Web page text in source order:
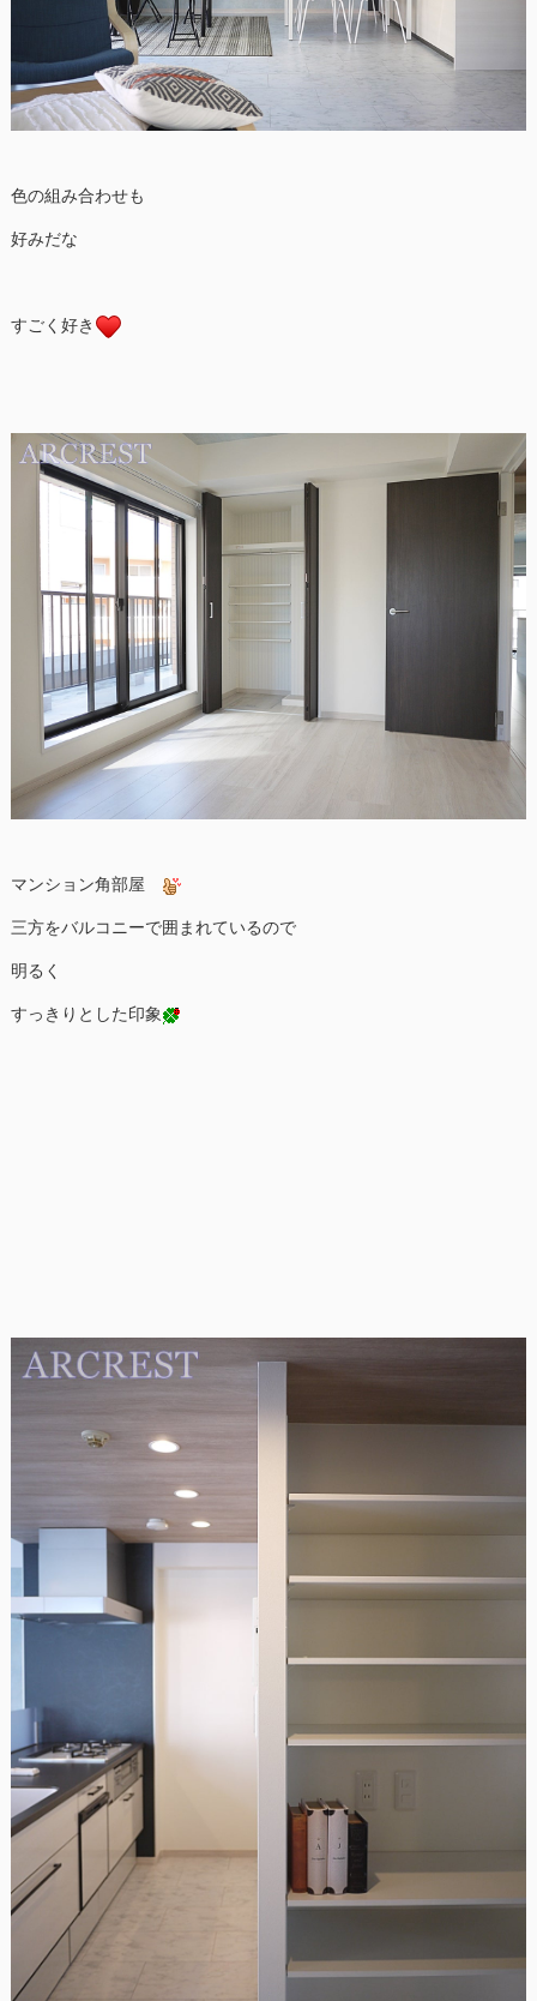
色の組み合わせも
好みだな
すごく好き
マンション角部屋
三方をバルコニーで囲まれているので
明るく
すっきりとした印象